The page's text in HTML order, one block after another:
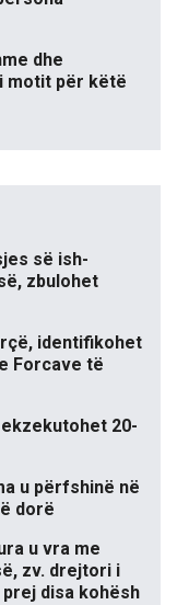
dhe
motit për këtë
së ish-
zbulohet
identifikohet
Forcave të
20-
u përfshinë në
dorë
u vra me
zv. drejtori i
disa kohësh